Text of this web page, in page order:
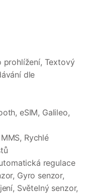
prohlížení, Textový
dle
eSIM, Galileo,
Rychlé
regulace
Gyro senzor,
Světelný senzor,